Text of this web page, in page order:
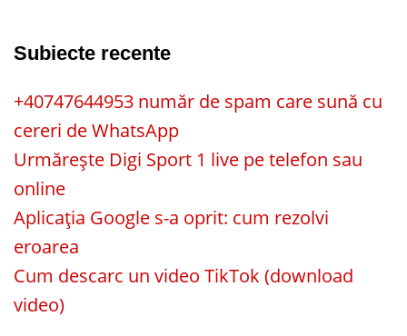
Subiecte recente
+40747644953 număr de spam care sună cu
cereri de WhatsApp
Urmărește Digi Sport 1 live pe telefon sau
online
Aplicația Google s-a oprit: cum rezolvi
eroarea
Cum descarc un video TikTok (download
video)